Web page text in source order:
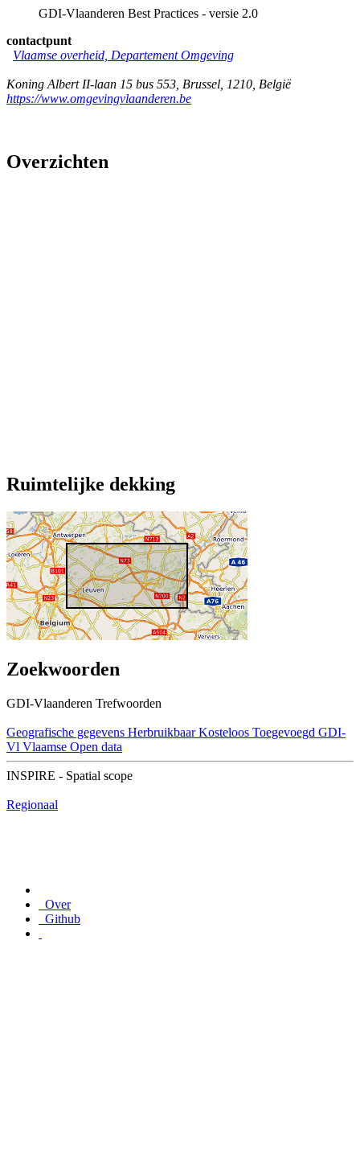
GDI-Vlaanderen Best Practices - versie 2.0
contactpunt
Vlaamse overheid, Departement Omgeving
Koning Albert II-laan 15 bus 553 Brussel 1210 België
https://www.omgevingvlaanderen.be
Overzichten
Ruimtelijke dekking
Zoekwoorden
GDI-Vlaanderen Trefwoorden
Geografische gegevens Herbruikbaar Kosteloos Toegevoegd GDI-
Vl Vlaamse Open data
INSPIRE - Spatial scope
Regionaal
Over
Github